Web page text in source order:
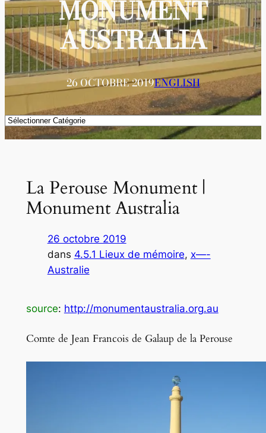
MONUMENT
AUSTRALIA
26 OCTOBRE 2019ENGLISH
Catégories
La Perouse Monument |
Monument Australia
26 octobre 2019
dans 4.5.1 Lieux de mémoire, x—-
Australie
source: http://monumentaustralia.org.au
Comte de Jean Francois de Galaup de la Perouse